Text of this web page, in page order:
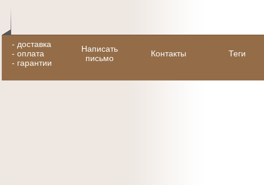
- доставка
- оплата
- гарантии
Написать
письмо
Контакты Теги